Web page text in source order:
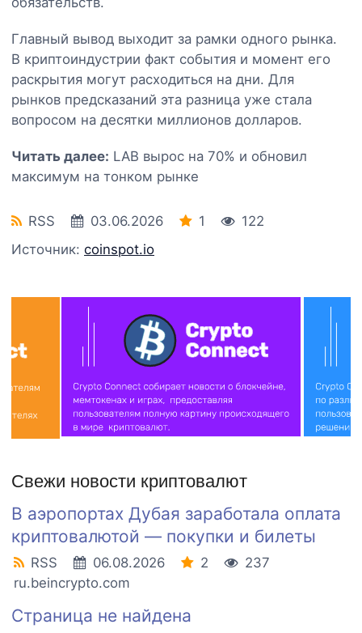
Главный вывод выходит за рамки одного рынка.
В криптоиндустрии факт события и момент его
раскрытия могут расходиться на дни. Для
рынков предсказаний эта разница уже стала
вопросом на десятки миллионов долларов.
Читать далее: LAB вырос на 70% и обновил
максимум на тонком рынке
RSS 03.06.2026 1
122
Источник: coinspot.io
Свежи новости криптовалют
В аэропортах Дубая заработала оплата
криптовалютой — покупки и билеты
RSS 06.08.2026 2
237
ru.beincrypto.com
Страница не найдена